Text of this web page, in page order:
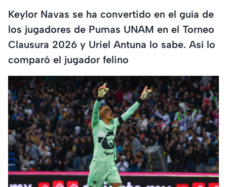
Keylor Navas se ha convertido en el guía de
los jugadores de Pumas UNAM en el Torneo
Clausura 2026 y Uriel Antuna lo sabe. Así lo
comparó el jugador felino